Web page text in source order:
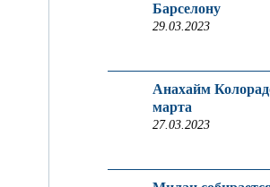
Барселону
29.03.2023
Анахайм
марта
27.03.2023